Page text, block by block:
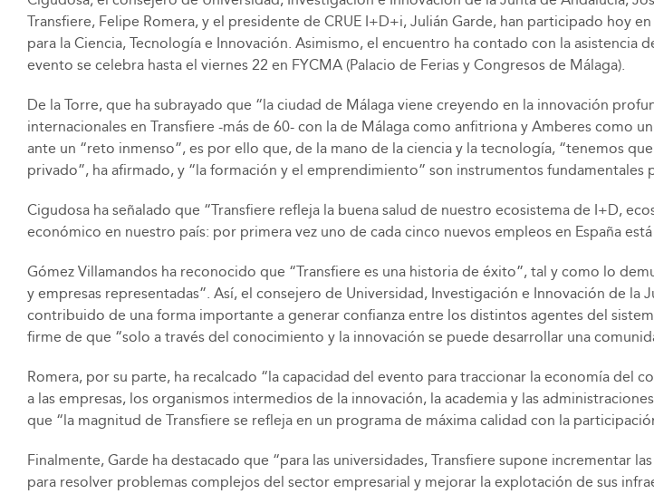
Transfiere, Felipe Romera, y el presidente de CRUE I+D+i, Julián Garde, han participado hoy
para la Ciencia, Tecnología e Innovación. Asimismo, el encuentro ha contado con la asistencia
evento se celebra hasta el viernes 22 en FYCMA (Palacio de Ferias y Congresos de Málaga).
De la Torre, que ha subrayado que “la ciudad de Málaga viene creyendo en la innovación
internacionales en Transfiere -más de 60- con la de Málaga como anfitriona y Amberes como
ante un “reto inmenso”, es por ello que, de la mano de la ciencia y la tecnología, “tenemos
privado”, ha afirmado, y “la formación y el emprendimiento” son instrumentos fundamentales
Cigudosa ha señalado que “Transfiere refleja la buena salud de nuestro ecosistema de I+D,
económico en nuestro país: por primera vez uno de cada cinco nuevos empleos en España
Gómez Villamandos ha reconocido que “Transfiere es una historia de éxito”, tal y como lo
y empresas representadas”. Así, el consejero de Universidad, Investigación e Innovación de
contribuido de una forma importante a generar confianza entre los distintos agentes del
firme de que “solo a través del conocimiento y la innovación se puede desarrollar una
Romera, por su parte, ha recalcado “la capacidad del evento para traccionar la economía del
a las empresas, los organismos intermedios de la innovación, la academia y las
que “la magnitud de Transfiere se refleja en un programa de máxima calidad con la
Finalmente, Garde ha destacado que “para las universidades, Transfiere supone incrementar
para resolver problemas complejos del sector empresarial y mejorar la explotación de sus